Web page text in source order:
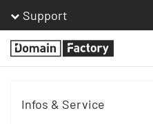
Support
Homepage
Infos & Service